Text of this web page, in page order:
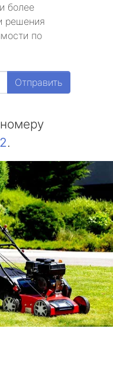
более
решения
по
Отправить
.